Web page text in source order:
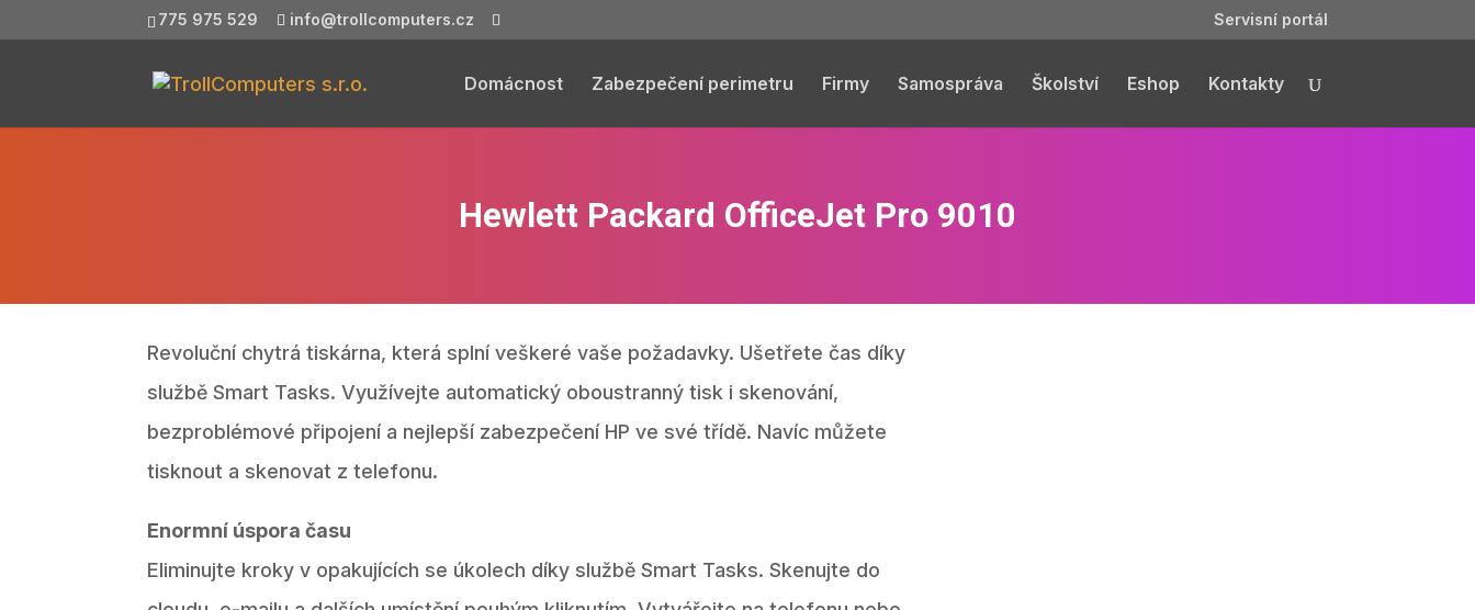
775 975 529 info@trollcomputers.cz Servisní portál
Domácnost Zabezpečení perimetru Firmy Samospráva Školství Eshop Kontakty
Hewlett Packard OfficeJet Pro 9010
Revoluční chytrá tiskárna, která splní veškeré vaše požadavky. Ušetřete čas díky
službě Smart Tasks. Využívejte automatický oboustranný tisk i skenování,
bezproblémové připojení a nejlepší zabezpečení HP ve své třídě. Navíc můžete
tisknout a skenovat z telefonu.
Enormní úspora času
Eliminujte kroky v opakujících se úkolech díky službě Smart Tasks. Skenujte do